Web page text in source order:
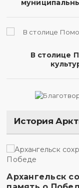
В столице
История
Архангельск